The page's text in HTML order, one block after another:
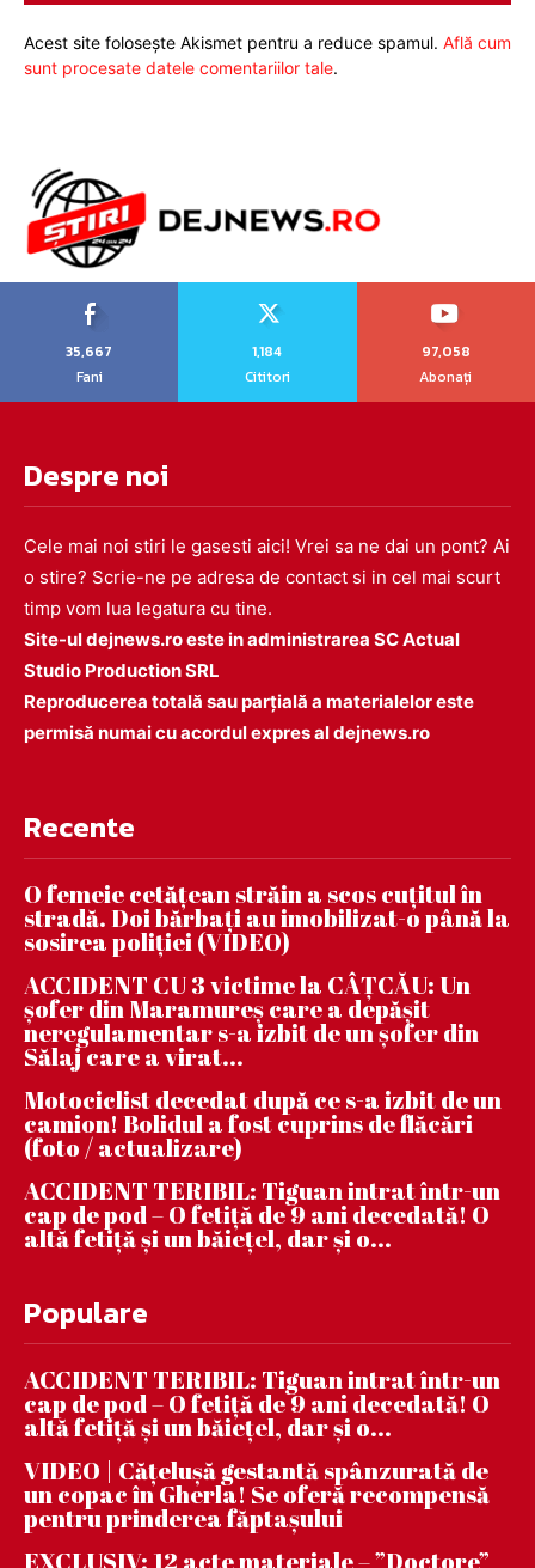
Acest site folosește Akismet pentru a reduce spamul. Află cum
sunt procesate datele comentariilor tale.
35,667
Fani
1,184
Cititori
97,058
Abonați
Despre noi
Cele mai noi stiri le gasesti aici! Vrei sa ne dai un pont? Ai
o stire? Scrie-ne pe adresa de contact si in cel mai scurt
timp vom lua legatura cu tine.
Site-ul dejnews.ro este in administrarea SC Actual
Studio Production SRL
Reproducerea totală sau parțială a materialelor este
permisă numai cu acordul expres al dejnews.ro
Recente
O femeie cetățean străin a scos cuțitul în
stradă. Doi bărbați au imobilizat-o până la
sosirea poliției (VIDEO)
ACCIDENT CU 3 victime la CÂȚCĂU: Un
șofer din Maramureș care a depășit
neregulamentar s-a izbit de un șofer din
Sălaj care a virat...
Motociclist decedat după ce s-a izbit de un
camion! Bolidul a fost cuprins de flăcări
(foto / actualizare)
ACCIDENT TERIBIL: Tiguan intrat într-un
cap de pod – O fetiță de 9 ani decedată! O
altă fetiță și un băiețel, dar și o...
Populare
ACCIDENT TERIBIL: Tiguan intrat într-un
cap de pod – O fetiță de 9 ani decedată! O
altă fetiță și un băiețel, dar și o...
VIDEO | Căţeluşă gestantă spânzurată de
un copac în Gherla! Se oferă recompensă
pentru prinderea făptaşului